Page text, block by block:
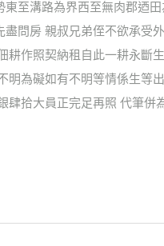
至溝路為界西至無肉郡迺
問房 親叔兄弟侄不欲承受
作照契納租自此一耕永斷
為礙如有不明等情係生等
拾大員正完足再照 代筆併